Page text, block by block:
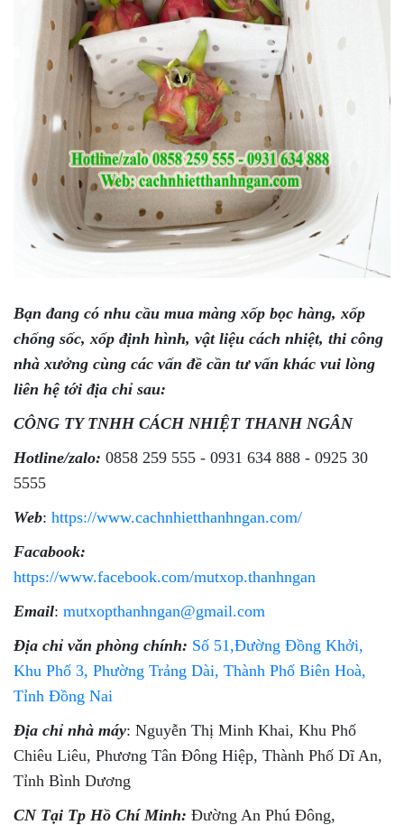
Bạn đang có nhu cầu mua màng xốp bọc hàng, xốp
chống sốc, xốp định hình, vật liệu cách nhiệt, thi công
nhà xưởng cùng các vấn đề cần tư vấn khác vui lòng
liên hệ tới địa chỉ sau:
CÔNG TY TNHH CÁCH NHIỆT THANH NGÂN
Hotline/zalo: 0858 259 555 - 0931 634 888 - 0925 30
5555
Web: https://www.cachnhietthanhngan.com/
Facabook:
https://www.facebook.com/mutxop.thanhngan
Email: mutxopthanhngan@gmail.com
Địa chỉ văn phòng chính: Số 51,Đường Đồng Khởi,
Khu Phố 3, Phường Trảng Dài, Thành Phố Biên Hoà,
Tỉnh Đồng Nai
Địa chỉ nhà máy: Nguyễn Thị Minh Khai, Khu Phố
Chiêu Liêu, Phương Tân Đông Hiệp, Thành Phố Dĩ An,
Tỉnh Bình Dương
CN Tại Tp Hồ Chí Minh: Đường An Phú Đông,